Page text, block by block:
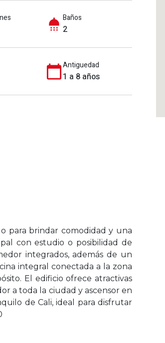
Baños
2
Antiguedad
1 a 8 años
para brindar comodidad y una
con estudio o posibilidad de
integrados, además de un
integral conectada a la zona
El edificio ofrece atractivas
a toda la ciudad y ascensor en
de Cali, ideal para disfrutar